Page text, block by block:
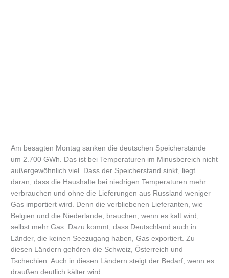
Am besagten Montag sanken die deutschen Speicherstände
um 2.700 GWh. Das ist bei Temperaturen im Minusbereich nicht
außergewöhnlich viel. Dass der Speicherstand sinkt, liegt
daran, dass die Haushalte bei niedrigen Temperaturen mehr
verbrauchen und ohne die Lieferungen aus Russland weniger
Gas importiert wird. Denn die verbliebenen Lieferanten, wie
Belgien und die Niederlande, brauchen, wenn es kalt wird,
selbst mehr Gas. Dazu kommt, dass Deutschland auch in
Länder, die keinen Seezugang haben, Gas exportiert. Zu
diesen Ländern gehören die Schweiz, Österreich und
Tschechien. Auch in diesen Ländern steigt der Bedarf, wenn es
draußen deutlich kälter wird.